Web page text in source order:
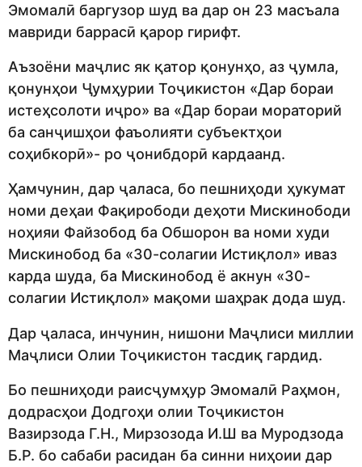
Эмомалӣ баргузор шуд ва дар он 23 масъала
мавриди баррасӣ қарор гирифт.
Аъзоёни маҷлис як қатор қонунҳо, аз ҷумла,
қонунҳои Ҷумҳурии Тоҷикистон «Дар бораи
истеҳсолоти иҷро» ва «Дар бораи мораторий
ба санҷишҳои фаъолияти субъектҳои
соҳибкорӣ»- ро ҷонибдорӣ кардаанд.
Ҳамчунин, дар ҷаласа, бо пешниҳоди ҳукумат
номи деҳаи Фақирободи деҳоти Мискинободи
ноҳияи Файзобод ба Обшорон ва номи худи
Мискинобод ба «30-солагии Истиқлол» иваз
карда шуда, ба Мискинобод ё акнун «30-
солагии Истиқлол» мақоми шаҳрак дода шуд.
Дар ҷаласа, инчунин, нишони Маҷ­ли­си миллии
Маҷлиси Олии Тоҷикис­тон тасдиқ гардид.
Бо пешниҳоди раисҷумҳур Эмомалӣ Раҳмон,
додрасҳои Додгоҳи олии Тоҷикистон
Вазирзода Г.Н., Мирзозода И.Ш ва Муродзода
Б.Р. бо сабаби расидан ба синни ниҳоии дар